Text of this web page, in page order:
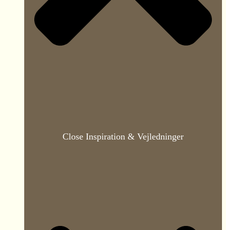
Close Inspiration & Vejledninger